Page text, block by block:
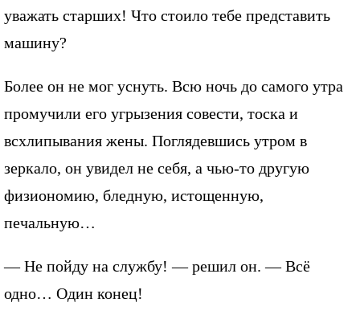
уважать старших! Что стоило тебе представить
машину?
Более он не мог уснуть. Всю ночь до самого утра
промучили его угрызения совести, тоска и
всхлипывания жены. Поглядевшись утром в
зеркало, он увидел не себя, а чью-то другую
физиономию, бледную, истощенную,
печальную…
— Не пойду на службу! — решил он. — Всё
одно… Один конец!